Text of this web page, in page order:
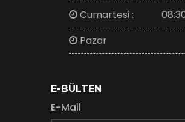
Cumartesi :
Pazar
E-BÜLTEN
E-Mail